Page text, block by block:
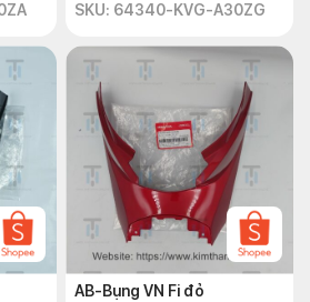
SKU: 64340-KVG-A30ZG
AB-Bụng VN Fi đỏ